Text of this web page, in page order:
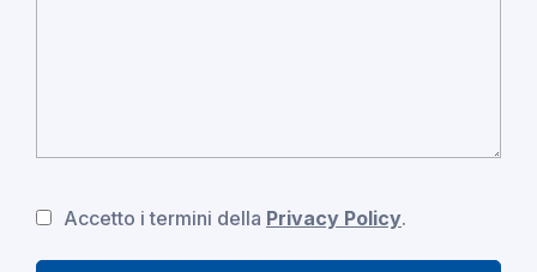
Accetto i termini della Privacy Policy.